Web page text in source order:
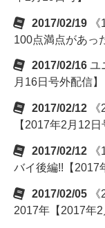
2017/02/19
100点満点があっ
2017/02/16 ユ
月16日号外配信】
2017/02/12
【2017年2月12日
2017/02/12
バイ後編!!【2017
2017/02/05
2017年【2017年2